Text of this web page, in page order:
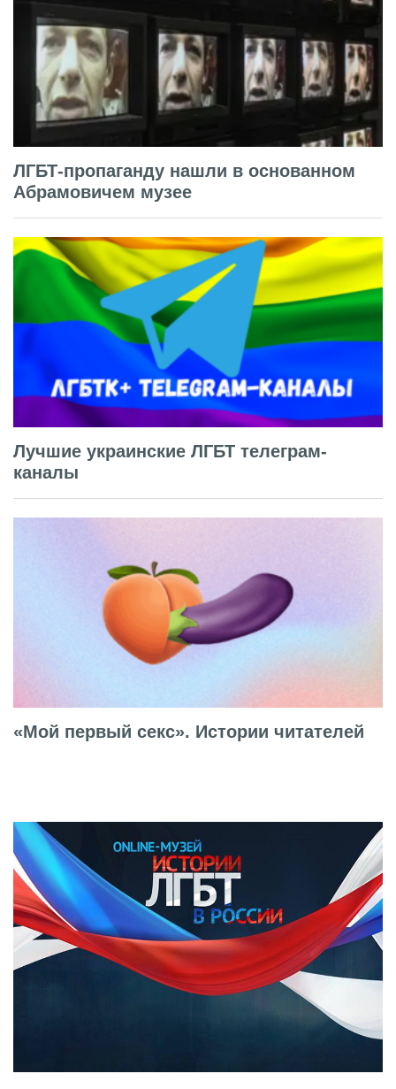
ЛГБТ-пропаганду нашли в основанном
Абрамовичем музее
Лучшие украинские ЛГБТ телеграм-
каналы
«Мой первый секс». Истории читателей